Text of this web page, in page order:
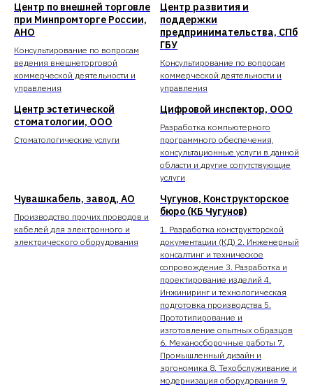
Центр по внешней торговле
при Минпромторге России,
АНО
Консультирование по вопросам
ведения внешнеторговой
коммерческой деятельности и
управления
Центр развития и
поддержки
предпринимательства, СПб
ГБУ
Консультирование по вопросам
коммерческой деятельности и
управления
Центр эстетической
стоматологии, ООО
Стоматологические услуги
Цифровой инспектор, ООО
Разработка компьютерного
программного обеспечения,
консультационные услуги в данной
области и другие сопутствующие
услуги
Чувашкабель, завод, АО
Производство прочих проводов и
кабелей для электронного и
электрического оборудования
Чугунов, Конструкторское
бюро (КБ Чугунов)
1. Разработка конструкторской
документации (КД) 2. Инженерный
консалтинг и техническое
сопровождение 3. Разработка и
проектирование изделий 4.
Инжиниринг и технологическая
подготовка производства 5.
Прототипирование и
изготовление опытных образцов
6. Механосборочные работы 7.
Промышленный дизайн и
эргономика 8. Техобслуживание и
модернизация оборудования 9.